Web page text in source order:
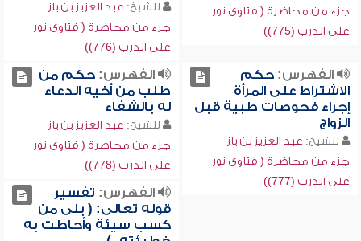
جزء من محاضرة ( فتاوى نور
على الدرب (775))
للشيخ: عبد العزيز بن باز
جزء من محاضرة ( فتاوى نور
على الدرب (776))
الفهرس:حكم
الاشتراط على المرأة
إجراء فحوصات طبية قبل
الزواج
للشيخ: عبد العزيز بن باز
جزء من محاضرة ( فتاوى نور
على الدرب (777))
الفهرس:حكم من
طلب من أخيه الدعاء
له بالشفاء
للشيخ: عبد العزيز بن باز
جزء من محاضرة ( فتاوى نور
على الدرب (778))
الفهرس: تفسير
قوله تعالى: ( بلى من
كسب سيئة وأحاطت به